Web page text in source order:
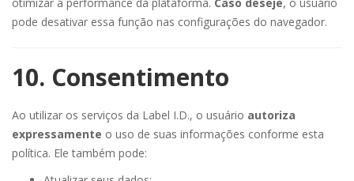
pode desativar essa função nas configurações do navegador.
10. Consentimento
Ao utilizar os serviços da Label I.D., o usuário autoriza
expressamente o uso de suas informações conforme esta
política. Ele também pode: